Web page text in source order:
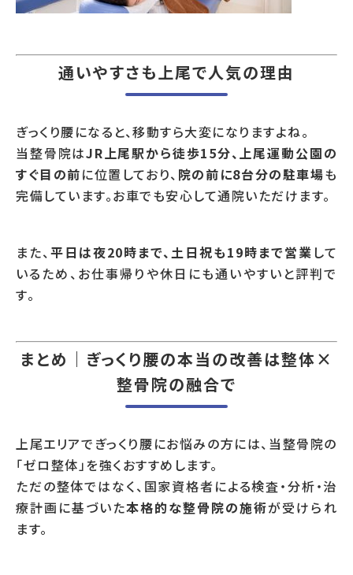
通いやすさも上尾で人気の理由
ぎっくり腰になると、移動すら大変になりますよね。
当整骨院はJR上尾駅から徒歩15分、上尾運動公園の
すぐ目の前に位置しており、 院の前に8台分の駐車場も
完備しています。お車でも安心して通院いただけます。
また、平日は夜20時まで、土日祝も19時まで営業 して
いるため、お仕事帰りや休日にも通いやすいと評判で
す。
まとめ｜ぎっくり腰の本当の改善は整体×
整骨院の融合で
上尾エリアでぎっくり腰にお悩みの方には、当整骨院の
「ゼロ整体」を強くおすすめします。
ただの整体ではなく、国家資格者による検査・分析・治
療計画に基づいた本格的な整骨院の施術が受けられ
ます。